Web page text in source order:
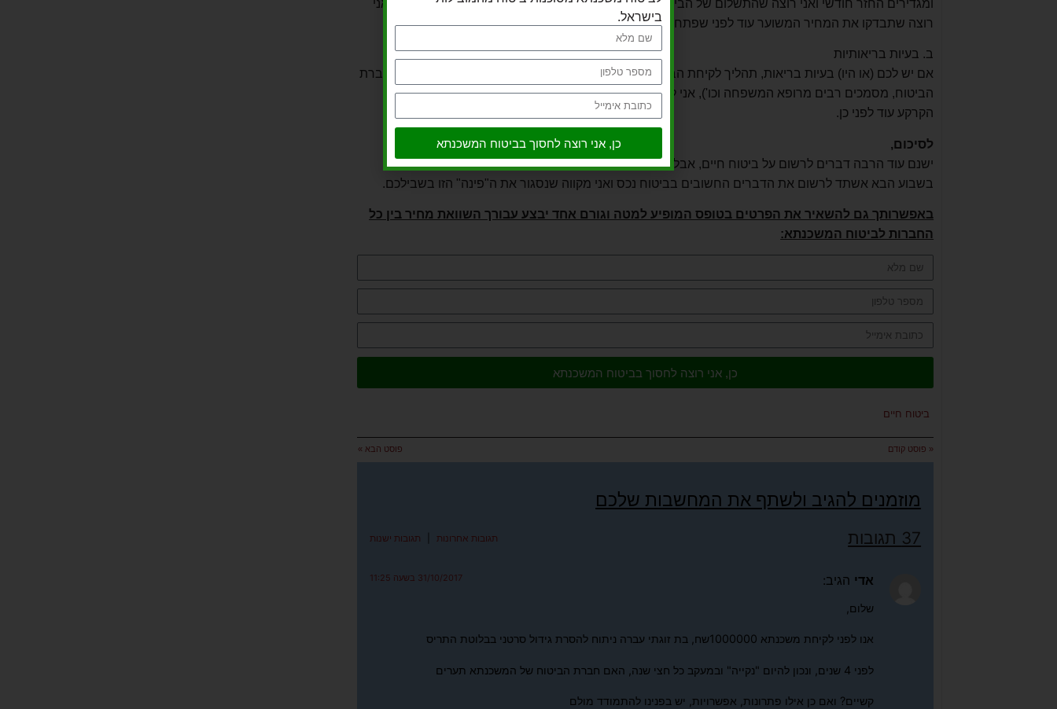
ומגדירים החזר חודשי ואני רוצה שהתשלום של הביטוח יהיה שיקול נוסף בהגדרת גובה ההחזר החודשי ולכן אני
רוצה שתבדקו את המחיר המשוער עוד לפני שפתחתם תיק משכנתא בבנק.
ב. בעיות בריאותיות
אם יש לכם (או היו) בעיות בריאות, תהליך לקיחת הביטוח יהיה קשה ומסורבל יותר (ויכלול ביוקור רופא מצד חברת
הביטוח, מסמכים רבים מרופא המשפחה וכו'), אני לא רוצה שזה יעכב אתכם בביצוע המשכנתא ושתכינו את
הקרקע עוד לפני כן.
לסיכום,
ישנם עוד הרבה דברים לרשום על ביטוח חיים, אבל ניסיתי למנות את החשובים ביותר לפי דעתי.
בשבוע הבא אשתד לרשום את הדברים החשובים בביטוח נכס ואני מקווה שנסגור את ה"פינה" הזו בשבילכם.
באפשרותך גם להשאיר את הפרטים בטופס המופיע למטה וגורם אחד יבצע עבורך השוואת מחיר בין כל
החברות לביטוח המשכנתא:
כן, אני רוצה לחסוך בביטוח המשכנתא
ביטוח חיים
« פוסט קודם פוסט הבא »
מוזמנים להגיב ולשתף את המחשבות שלכם
37 תגובות תגובות אחרונות תגובות ישנות
אדי הגיב: 31/10/2017 בשעה 11:25
שלום,
אנו לפני לקיחת משכנתא 1000000שח, בת זוגתי עברה ניתוח להסרת גידול סרטני בבלוטת התריס
לפני 4 שנים, ונכון להיום "נקייה" ובמעקב כל חצי שנה, האם חברת הביטוח של המשכנתא תערים
קשיים? ואם כן אילו פתרונות, אפשרויות, יש בפנינו להתמודד מולם
בישראל.
כן, אני רוצה לחסוך בביטוח המשכנתא